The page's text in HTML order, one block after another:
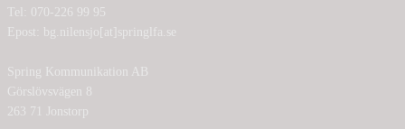
Tel: 070-226 99 95
Epost: bg.nilensjo[at]springlfa.se
Spring Kommunikation AB
Görslövsvägen 8
263 71 Jonstorp